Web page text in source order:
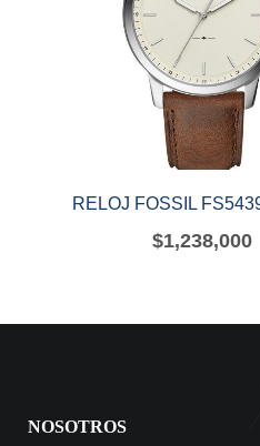
RELOJ FOSSIL
$1,238,000
NOSOTROS